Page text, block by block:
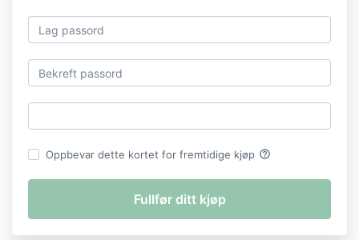
Oppbevar dette kortet for fremtidige kjøp help_outline